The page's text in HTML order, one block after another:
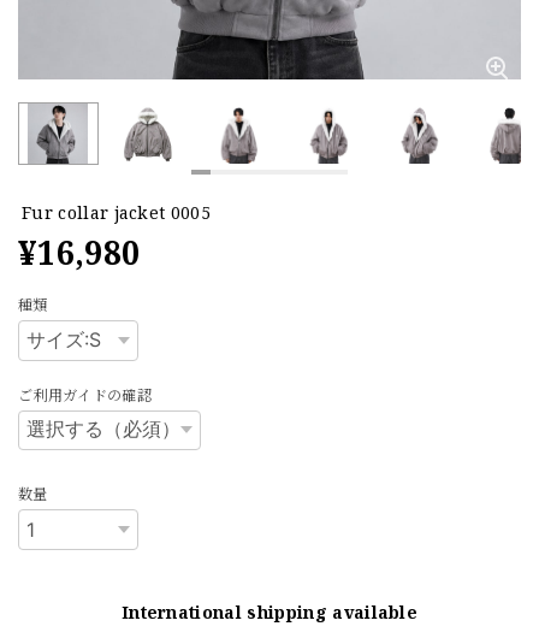
Fur collar jacket 0005
¥16,980
種類
ご利用ガイドの確認
数量
International shipping available